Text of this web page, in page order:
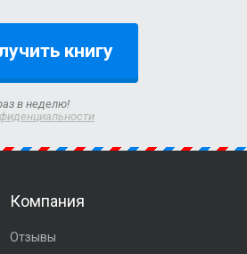
книгу
в неделю!
Компания
Отзывы